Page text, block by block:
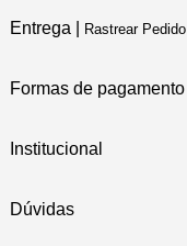
Entrega | Rastrear Pedido
Formas de pagamento
Institucional
Dúvidas